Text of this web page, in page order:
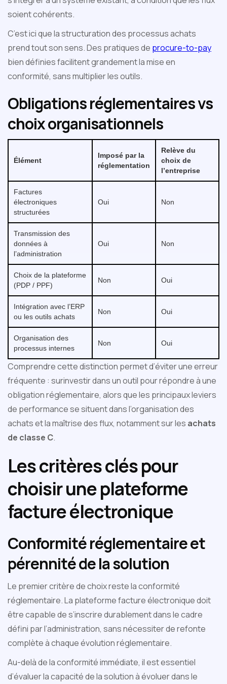
soient cohérents.
C’est ici que la structuration des processus achats
prend tout son sens. Des pratiques de procure-to-pay
bien définies facilitent grandement la mise en
conformité, sans multiplier les outils.
Obligations réglementaires vs
choix organisationnels
Élément
Imposé par la
réglementation
Relève du
choix de
l’entreprise
Factures
électroniques
structurées
Oui Non
Transmission des
données à
l’administration
Oui Non
Choix de la plateforme
(PDP / PPF)
Non Oui
Intégration avec l’ERP
ou les outils achats
Non Oui
Organisation des
processus internes
Non Oui
Comprendre cette distinction permet d’éviter une erreur
fréquente : surinvestir dans un outil pour répondre à une
obligation réglementaire, alors que les principaux leviers
de performance se situent dans l’organisation des
achats et la maîtrise des flux, notamment sur les achats
de classe C.
Les critères clés pour
choisir une plateforme
facture électronique
Conformité réglementaire et
pérennité de la solution
Le premier critère de choix reste la conformité
réglementaire. La plateforme facture électronique doit
être capable de s’inscrire durablement dans le cadre
défini par l’administration, sans nécessiter de refonte
complète à chaque évolution réglementaire.
Au-delà de la conformité immédiate, il est essentiel
d’évaluer la capacité de la solution à évoluer dans le